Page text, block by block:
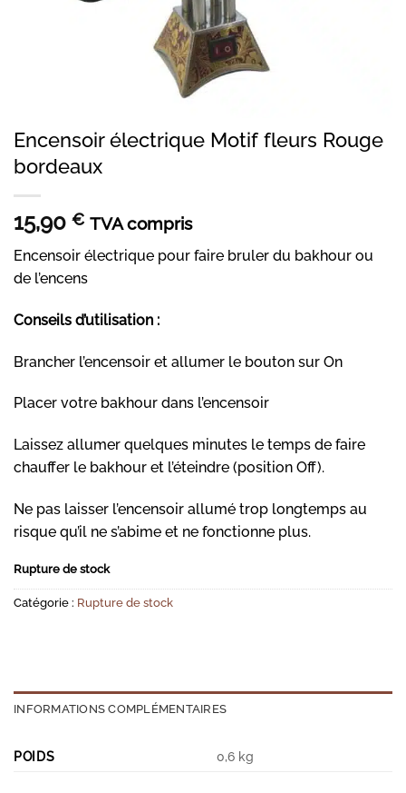
Encensoir électrique Motif fleurs Rouge
bordeaux
15,90 € TVA compris
Encensoir électrique pour faire bruler du bakhour ou
de l’encens
Conseils d’utilisation :
Brancher l’encensoir et allumer le bouton sur On
Placer votre bakhour dans l’encensoir
Laissez allumer quelques minutes le temps de faire
chauffer le bakhour et l’éteindre (position Off).
Ne pas laisser l’encensoir allumé trop longtemps au
risque qu’il ne s’abime et ne fonctionne plus.
Rupture de stock
Catégorie : Rupture de stock
INFORMATIONS COMPLÉMENTAIRES
POIDS 0,6 kg